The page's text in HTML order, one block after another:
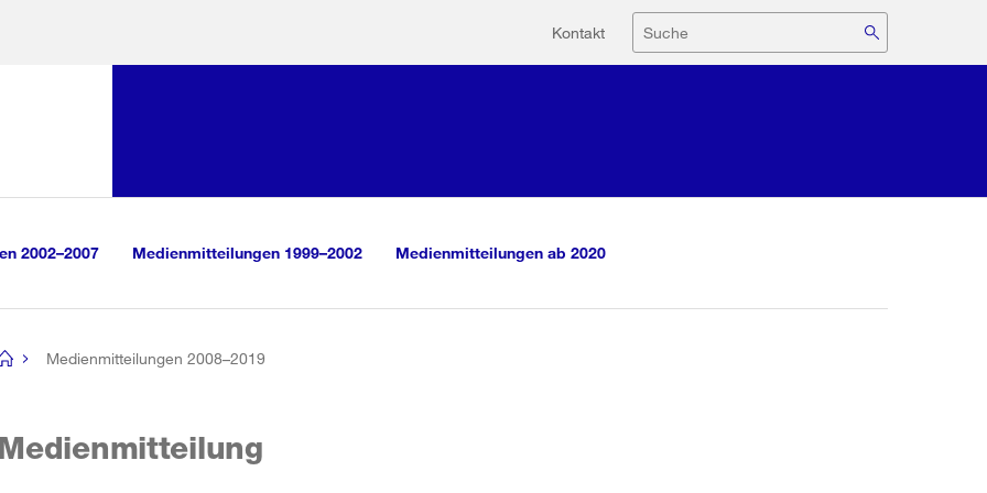
Hilfsnavigation
Kontakt Suche
2002–2007 Medienmitteilungen 1999–2002 Medienmitteilungen ab 2020
Medienmitteilungen 2008–2019